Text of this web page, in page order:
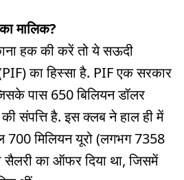
मालिक?
हक की करें तो ये सऊदी
का हिस्सा है. PIF एक सरकार
पास 650 बिलियन डॉलर
संपत्ति है. इस क्लब ने हाल ही में
700 मिलियन यूरो (लगभग 7358
सैलरी का ऑफर दिया था, जिसमें